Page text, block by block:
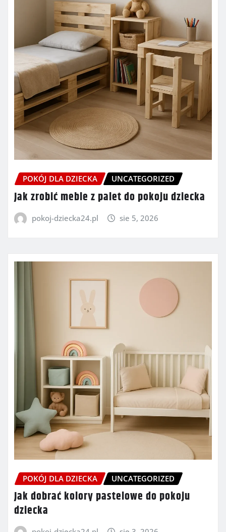
POKÓJ DLA DZIECKA UNCATEGORIZED
Jak zrobić meble z palet do pokoju dziecka
pokoj-dziecka24.pl sie 5, 2026
POKÓJ DLA DZIECKA UNCATEGORIZED
Jak dobrać kolory pastelowe do pokoju
dziecka